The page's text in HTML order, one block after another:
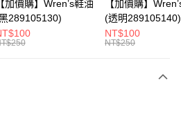
上)免運費
【加價購】Wren’s鞋油
289105130)
【加價購】
(透明289105140)
NT$100
NT$250